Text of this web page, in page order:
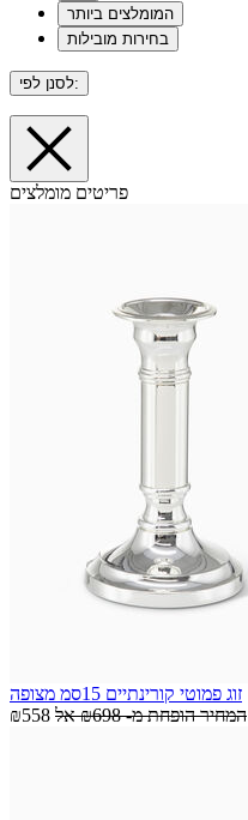
המומלצים ביותר
בחירות מובילות
לסנן לפי:
פריטים מומלצים
זוג פמוטי קורינתיים 15סמ מצופה
₪558
המחיר הופחת מ-₪698 אל